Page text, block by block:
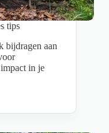
tips
bijdragen aan
in je